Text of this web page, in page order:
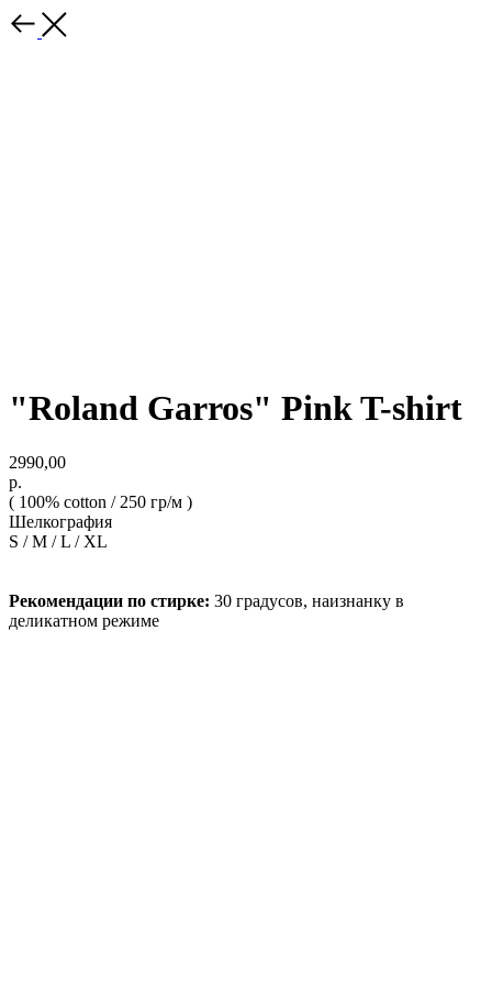
"Roland Garros" Pink T-shirt
2990,00
р.
( 100% cotton / 250 гр/м )
Шелкография
S / M / L / XL
Рекомендации по стирке: 30 градусов, наизнанку в
деликатном режиме